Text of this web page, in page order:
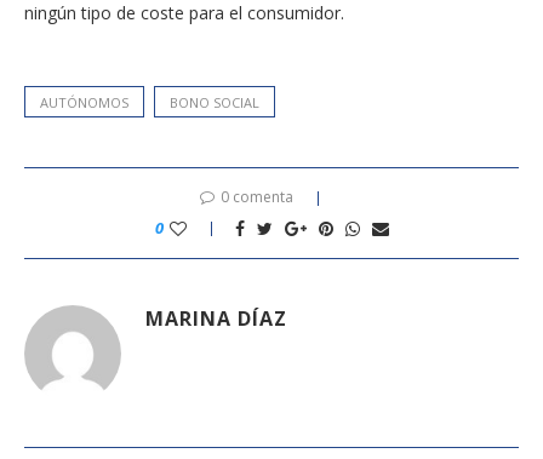
ningún tipo de coste para el consumidor.
AUTÓNOMOS BONO SOCIAL
0 comenta
0
MARINA DÍAZ